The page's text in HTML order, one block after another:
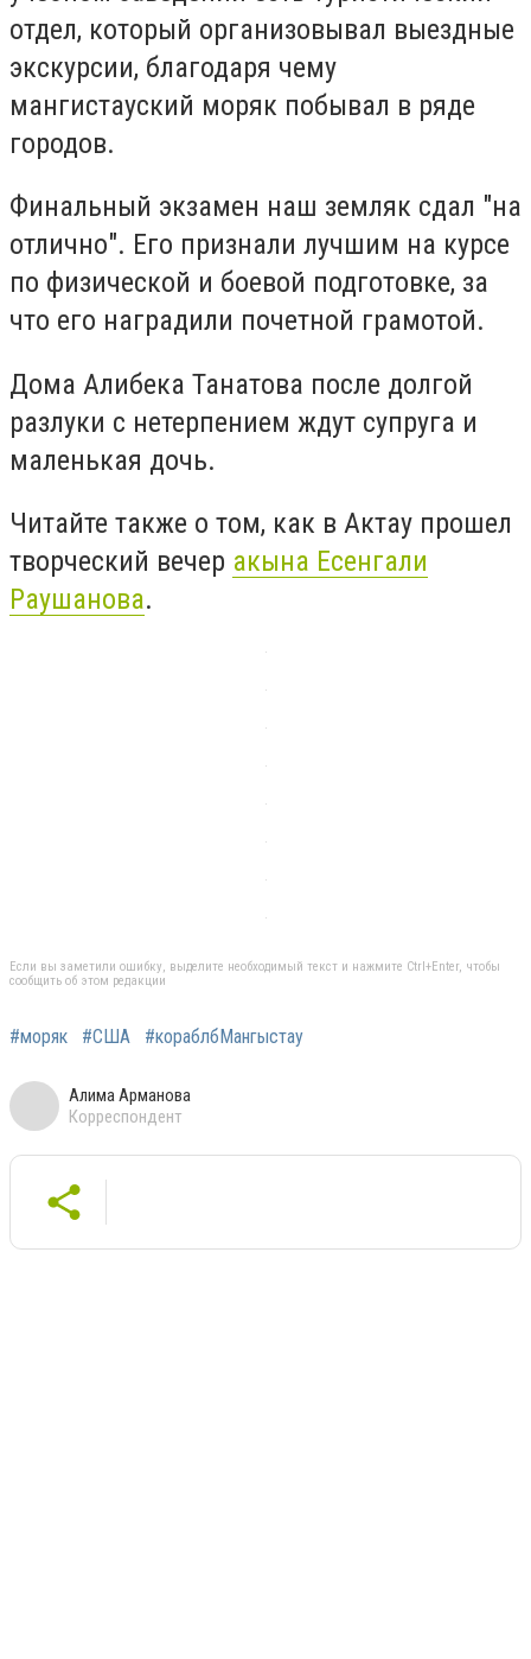
отдел, который организовывал выездные
экскурсии, благодаря чему
мангистауский моряк побывал в ряде
городов.
Финальный экзамен наш земляк сдал "на
отлично". Его признали лучшим на курсе
по физической и боевой подготовке, за
что его наградили почетной грамотой.
Дома Алибека Танатова после долгой
разлуки с нетерпением ждут супруга и
маленькая дочь.
Читайте также о том, как в Актау прошел
творческий вечер акына Есенгали
Раушанова.
Если вы заметили ошибку, выделите необходимый текст и нажмите Ctrl+Enter, чтобы
сообщить об этом редакции
#моряк #США #кораблбМангыстау
Алима Арманова
Корреспондент